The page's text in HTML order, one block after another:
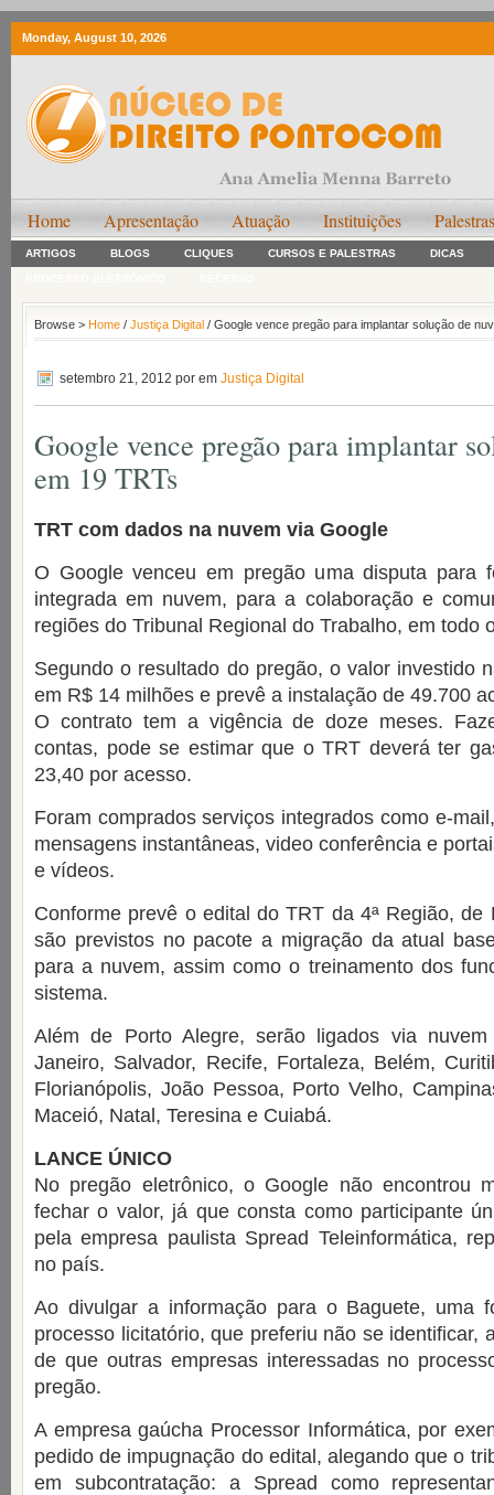
Monday, August 10, 2026
Home Apresentação Atuação Instituições Palestras
ARTIGOS BLOGS CLIQUES CURSOS E PALESTRAS DICAS
Browse > Home / Justiça Digital / Google vence pregão para implantar solução de
setembro 21, 2012 por em Justiça Digital
Google vence pregão para implantar
em 19 TRTs
TRT com dados na nuvem via Google
O Google venceu em pregão uma disputa para
integrada em nuvem, para a colaboração e
regiões do Tribunal Regional do Trabalho, em todo
Segundo o resultado do pregão, o valor investido
em R$ 14 milhões e prevê a instalação de 49.700
O contrato tem a vigência de doze meses.
contas, pode se estimar que o TRT deverá ter
23,40 por acesso.
Foram comprados serviços integrados como e-
mensagens instantâneas, video conferência e
e vídeos.
Conforme prevê o edital do TRT da 4ª Região, de
são previstos no pacote a migração da atual
para a nuvem, assim como o treinamento dos
sistema.
Além de Porto Alegre, serão ligados via
Janeiro, Salvador, Recife, Fortaleza, Belém,
Florianópolis, João Pessoa, Porto Velho,
Maceió, Natal, Teresina e Cuiabá.
LANCE ÚNICO
No pregão eletrônico, o Google não encontrou
fechar o valor, já que consta como participante
pela empresa paulista Spread Teleinformática,
no país.
Ao divulgar a informação para o Baguete, uma
processo licitatório, que preferiu não se identificar,
de que outras empresas interessadas no
pregão.
A empresa gaúcha Processor Informática, por
pedido de impugnação do edital, alegando que o
em subcontratação: a Spread como